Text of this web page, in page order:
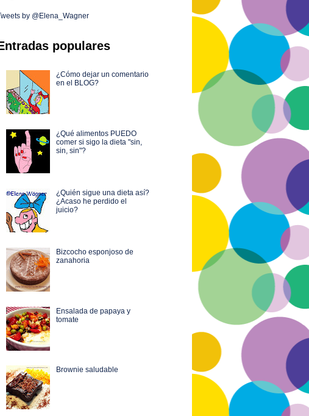
by @Elena_Wagner
populares
¿Cómo dejar un comentario
en el BLOG?
¿Qué alimentos PUEDO
comer si sigo la dieta "sin,
sin, sin"?
¿Quién sigue una dieta así?
¿Acaso he perdido el
juicio?
Bizcocho esponjoso de
zanahoria
Ensalada de papaya y
tomate
Brownie saludable